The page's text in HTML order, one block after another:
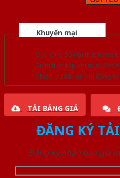
Khuyến mại
Quà tặng đồ nội thất trang
Giảm trực tiếp khi mua đơn
Nhiều ưu đãi lớn khi đăng
TẢI BẢNG GIÁ
ĐĂNG KÝ
Đăng ký nhận báo giá